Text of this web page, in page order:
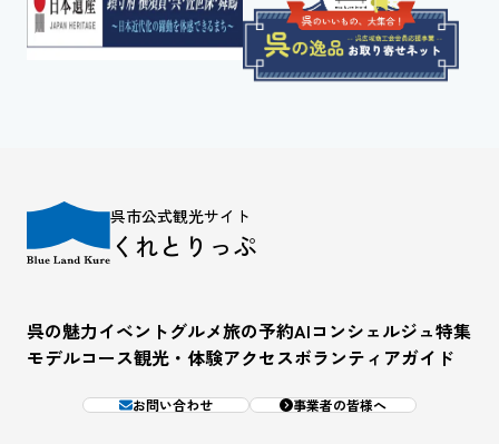
呉市公式観光サイト
くれとりっぷ
呉の魅力イベントグルメ旅の予約AIコンシェルジュ特集
モデルコース観光・体験アクセスボランティアガイド
お問い合わせ 事業者の皆様へ